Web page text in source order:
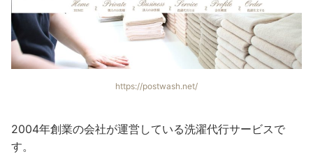
https://postwash.net/
2004年創業の会社が運営している洗濯代行サービスで
す。